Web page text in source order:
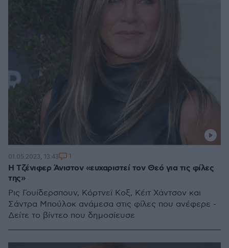
Η Τζένιφερ Άνιστον «ευχαριστεί τον Θεό για τις φίλες
της»
Ρις Γουίδερσπουν, Κόρτνεϊ Κοξ, Κέιτ Χάντσον και
Σάντρα Μπούλοκ ανάμεσα στις φίλες που ανέφερε -
Δείτε το βίντεο που δημοσίευσε
01.05.2023, 13:43 1